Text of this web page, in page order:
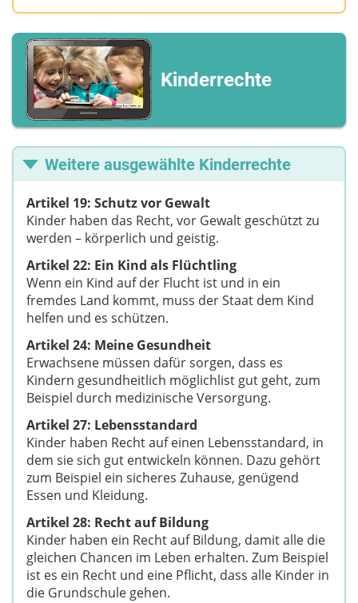
Kinderrechte
Weitere ausgewählte Kinderrechte
Artikel 19: Schutz vor Gewalt
Kinder haben das Recht, vor Gewalt geschützt zu
werden – körperlich und geistig.
Artikel 22: Ein Kind als Flüchtling
Wenn ein Kind auf der Flucht ist und in ein
fremdes Land kommt, muss der Staat dem Kind
helfen und es schützen.
Artikel 24: Meine Gesundheit
Erwachsene müssen dafür sorgen, dass es
Kindern gesundheitlich möglichlist gut geht, zum
Beispiel durch medizinische Versorgung.
Artikel 27: Lebensstandard
Kinder haben Recht auf einen Lebensstandard, in
dem sie sich gut entwickeln können. Dazu gehört
zum Beispiel ein sicheres Zuhause, genügend
Essen und Kleidung.
Artikel 28: Recht auf Bildung
Kinder haben ein Recht auf Bildung, damit alle die
gleichen Chancen im Leben erhalten. Zum Beispiel
ist es ein Recht und eine Pflicht, dass alle Kinder in
die Grundschule gehen.